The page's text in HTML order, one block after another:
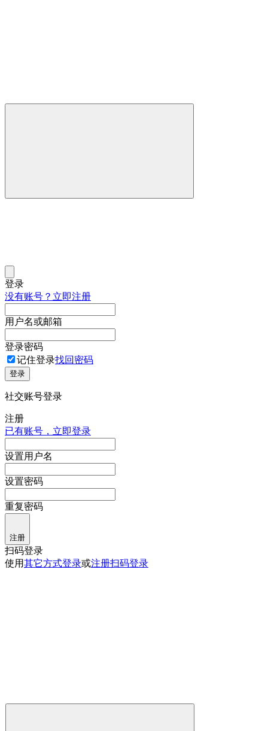
登录
没有账号？立即注册
用户名或邮箱
登录密码
记住登录找回密码
登录
社交账号登录
注册
已有账号，立即登录
设置用户名
设置密码
重复密码
注册
扫码登录
使用其它方式登录或注册扫码登录